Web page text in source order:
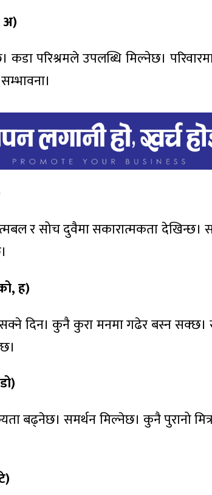
अ)
परिश्रमले उपलब्धि मिल्नेछ।
र सोच दुवैमा सकारात्मकता देखिन्छ।
,ह)
दिन। कुनै कुरा मनमा गढेर बस्न सक्छ।
डो)
बढ्नेछ। समर्थन मिल्नेछ। कुनै पुरानो